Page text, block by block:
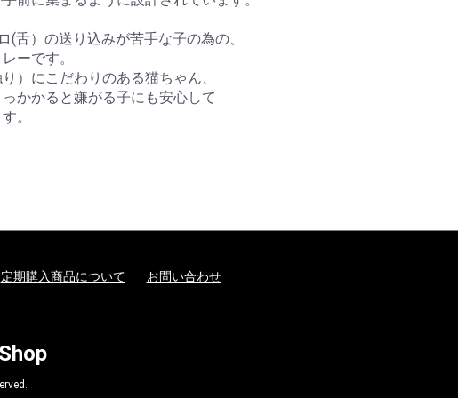
舌）の送り込みが苦手な子の為の、
ーです。
）にこだわりのある猫ちゃん、
かかると嫌がる子にも安心して
。
定期購入商品について お問い合わせ